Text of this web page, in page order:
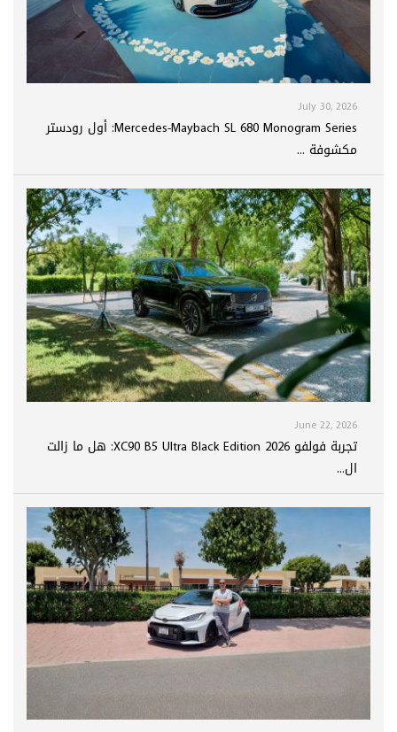
July 30, 2026
Mercedes-Maybach SL 680 Monogram Series: أول رودستر
مكشوفة ...
June 22, 2026
تجربة فولفو XC90 B5 Ultra Black Edition 2026: هل ما زالت
ال...